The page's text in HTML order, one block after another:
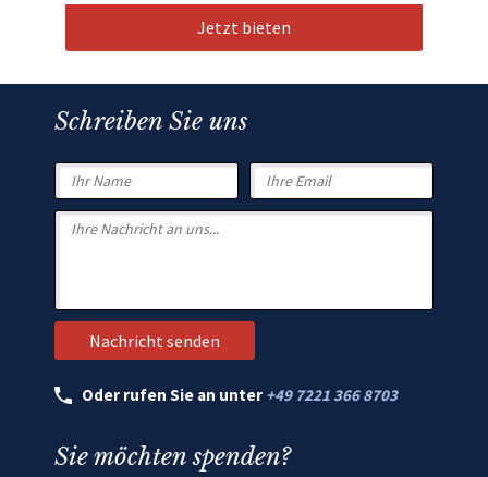
Jetzt bieten
Schreiben Sie uns
Oder rufen Sie an unter +49 7221 366 8703
Sie möchten spenden?